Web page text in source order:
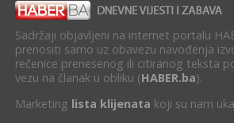
Sadržaji objavljeni na internet portalu
prenositi samo uz obavezu navođenja
rečenice prenesenog ili citiranog teksta
vezu na članak u obliku (HABER.ba).
Marketing lista klijenata koji su nam